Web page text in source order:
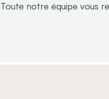
Toute notre équipe vous